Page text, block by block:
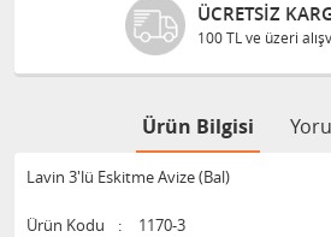
ÜCRETSIZ
100 TL ve üzeri
Ürün Bilgisi
Lavin 3'lü Eskitme Avize (Bal)
Ürün Kodu :
1170-3